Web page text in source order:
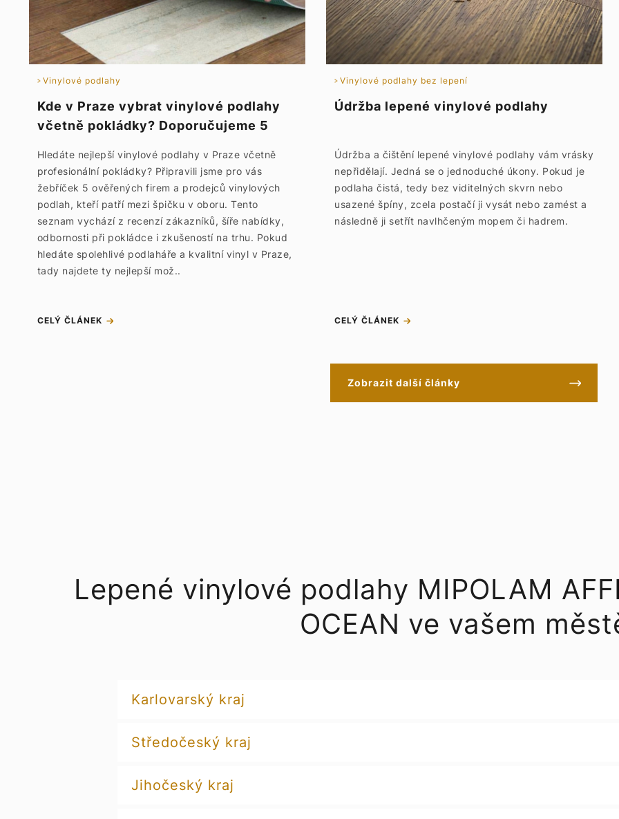
Vinylové podlahy
Kde v Praze vybrat vinylové podlahy
včetně pokládky? Doporučujeme 5
Hledáte nejlepší vinylové podlahy v Praze včetně
profesionální pokládky? Připravili jsme pro vás
žebříček 5 ověřených firem a prodejců vinylových
podlah, kteří patří mezi špičku v oboru. Tento
seznam vychází z recenzí zákazníků, šíře nabídky,
odbornosti při pokládce i zkušeností na trhu. Pokud
hledáte spolehlivé podlaháře a kvalitní vinyl v Praze,
tady najdete ty nejlepší mož..
CELÝ ČLÁNEK
Vinylové podlahy bez lepení
Údržba lepené vinylové podlahy
Údržba a čištění lepené vinylové podlahy vám vrásky
nepřidělají. Jedná se o jednoduché úkony. Pokud je
podlaha čistá, tedy bez viditelných skvrn nebo
usazené špíny, zcela postačí ji vysát nebo zamést a
následně ji setřít navlhčeným mopem či hadrem.
CELÝ ČLÁNEK
Zobrazit další články
Lepené vinylové podlahy MIPOLAM
OCEAN ve vašem
Karlovarský kraj
Středočeský kraj
Jihočeský kraj